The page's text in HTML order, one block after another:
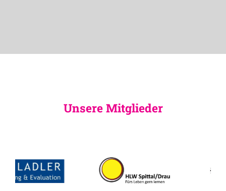
Unsere Mitglieder